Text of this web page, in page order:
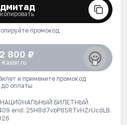
промокод
800 ₽
Kassir.ru
и примените промокод
до оплаты
НАЦИОНАЛЬНЫЙ БИЛЕТНЫЙ
erid: 25H8d7vbP8SRTvHZrUcdLB.